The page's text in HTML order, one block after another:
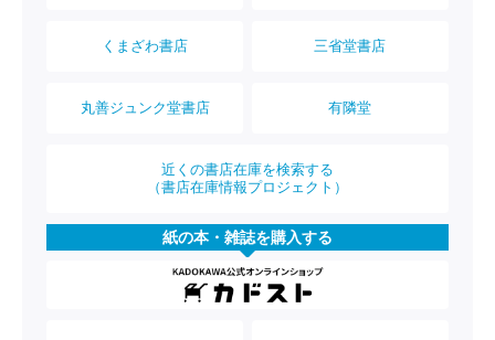
くまざわ書店 三省堂書店
丸善ジュンク堂書店 有隣堂
近くの書店在庫を検索する
（書店在庫情報プロジェクト）
紙の本・雑誌を購入する